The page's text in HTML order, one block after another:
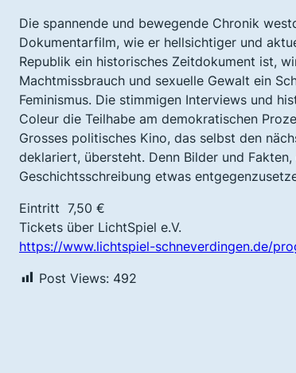
Die spannende und bewegende Chronik
Dokumentarfilm, wie er hellsichtiger und
Republik ein historisches Zeitdokument ist,
Machtmissbrauch und sexuelle Gewalt ein
Feminismus. Die stimmigen Interviews und
Coleur die Teilhabe am demokratischen
Grosses politisches Kino, das selbst den
deklariert, übersteht. Denn Bilder und
Geschichtsschreibung etwas
Eintritt 7,50 €
Tickets über LichtSpiel e.V.
https://www.lichtspiel-schneverdingen.de/
Post Views: 492